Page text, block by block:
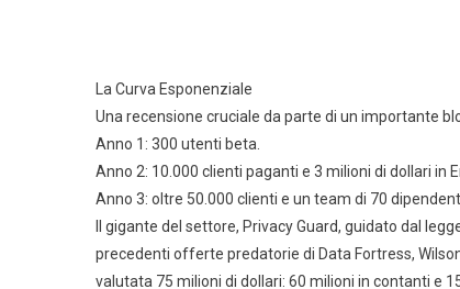
La Curva Esponenziale
Una recensione cruciale da parte di un importante
Anno 1: 300 utenti beta.
Anno 2: 10.000 clienti paganti e 3 milioni di dollari in
Anno 3: oltre 50.000 clienti e un team di 70
Il gigante del settore, Privacy Guard, guidato dal
precedenti offerte predatorie di Data Fortress,
valutata 75 milioni di dollari: 60 milioni in contanti e